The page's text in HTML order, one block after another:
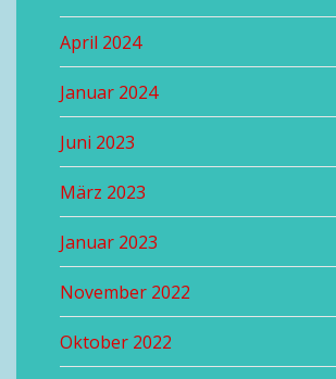
April 2024
Januar 2024
Juni 2023
März 2023
Januar 2023
November 2022
Oktober 2022